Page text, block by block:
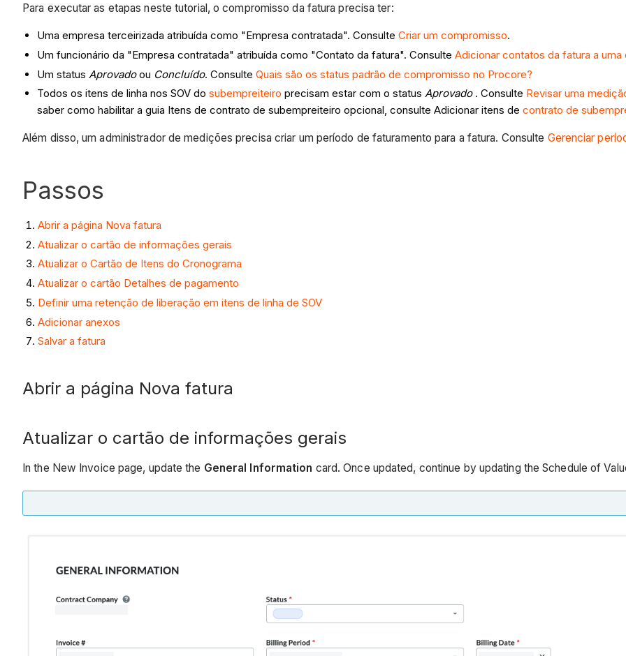
Para executar as etapas neste tutorial, o compromisso da fatura precisa ter:
Uma empresa terceirizada atribuída como "Empresa contratada". Consulte Criar um compromisso.
Um funcionário da "Empresa contratada" atribuída como "Contato da fatura". Consulte Adicionar contatos da fatura a
Um status Aprovadoou Concluído. Consulte Quais são os status padrão de compromisso no Procore?
Todos os itens de linha nos SOV do subempreiteiro precisam estar com o status Aprovado. Consulte Revisar uma
saber como habilitar a guia Itens de contrato de subempreiteiro opcional, consulte Adicionar itens de contrato de
Além disso, um administrador de medições precisa criar um período de faturamento para a fatura. Consulte Gerenciar
Passos
Abrir a página Nova fatura
Atualizar o cartão de informações gerais
Atualizar o Cartão de Itens do Cronograma
Atualizar o cartão Detalhes de pagamento
Definir uma retenção de liberação em itens de linha de SOV
Adicionar anexos
Salvar a fatura
Abrir a página Nova fatura
Atualizar o cartão de informações gerais
In the New Invoice page, update the General Information card. Once updated, continue by updating the Schedule of